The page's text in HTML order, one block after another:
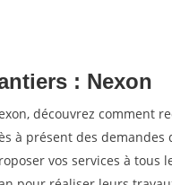
: Nexon
découvrez comment
à présent des
vos services à tous